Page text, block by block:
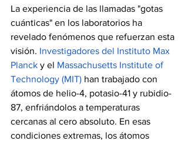
La experiencia de las llamadas "gotas
cuánticas" en los laboratorios ha
revelado fenómenos que refuerzan esta
visión. Investigadores del Instituto Max
Planck y el Massachusetts Institute of
Technology (MIT) han trabajado con
átomos de helio-4, potasio-41 y rubidio-
87, enfriándolos a temperaturas
cercanas al cero absoluto. En esas
condiciones extremas, los átomos